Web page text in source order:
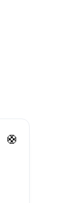
🛟